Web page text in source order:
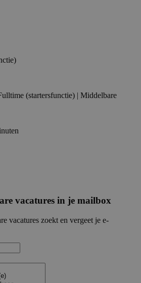
(startersfunctie) | Middelbare
vacatures in je mailbox
vacatures zoekt en vergeet je e-